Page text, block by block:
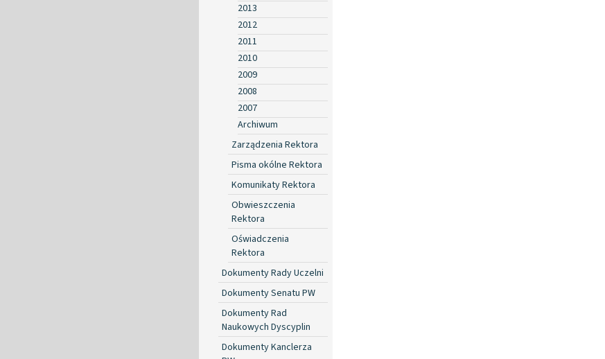
2013
2012
2011
2010
2009
2008
2007
Archiwum
Zarządzenia Rektora
Pisma okólne Rektora
Komunikaty Rektora
Obwieszczenia
Rektora
Oświadczenia
Rektora
Dokumenty Rady Uczelni
Dokumenty Senatu PW
Dokumenty Rad
Naukowych Dyscyplin
Dokumenty Kanclerza